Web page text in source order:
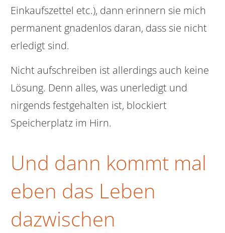
Einkaufszettel etc.), dann erinnern sie mich
permanent gnadenlos daran, dass sie nicht
erledigt sind.
Nicht aufschreiben ist allerdings auch keine
Lösung. Denn alles, was unerledigt und
nirgends festgehalten ist, blockiert
Speicherplatz im Hirn.
Und dann kommt mal
eben das Leben
dazwischen